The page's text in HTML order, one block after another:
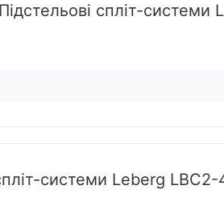
спліт-
системи Leberg